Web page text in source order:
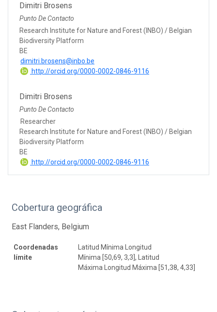
Dimitri Brosens
Punto De Contacto
Research Institute for Nature and Forest (INBO) / Belgian
Biodiversity Platform
BE
dimitri.brosens@inbo.be
http://orcid.org/0000-0002-0846-9116
Dimitri Brosens
Punto De Contacto
Researcher
Research Institute for Nature and Forest (INBO) / Belgian
Biodiversity Platform
BE
http://orcid.org/0000-0002-0846-9116
Cobertura geográfica
East Flanders, Belgium
Coordenadas
límite
Latitud Mínima Longitud
Mínima [50,69, 3,3], Latitud
Máxima Longitud Máxima [51,38, 4,33]